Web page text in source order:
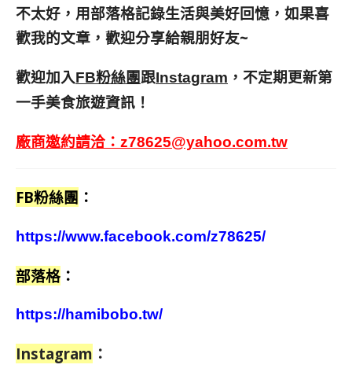
不太好，用部落格記錄生活與美好回憶， 如果喜
歡我的文章，歡迎分享給親朋好友~
歡迎加入FB粉絲團跟Instagram ，不定期更新第
一手美食旅遊資訊！
廠商邀約請洽： z78625@yahoo.com.tw
FB粉絲團 ：
https://www.facebook.com/z78625/
部落格 ：
https://hamibobo.tw/
Instagram ：